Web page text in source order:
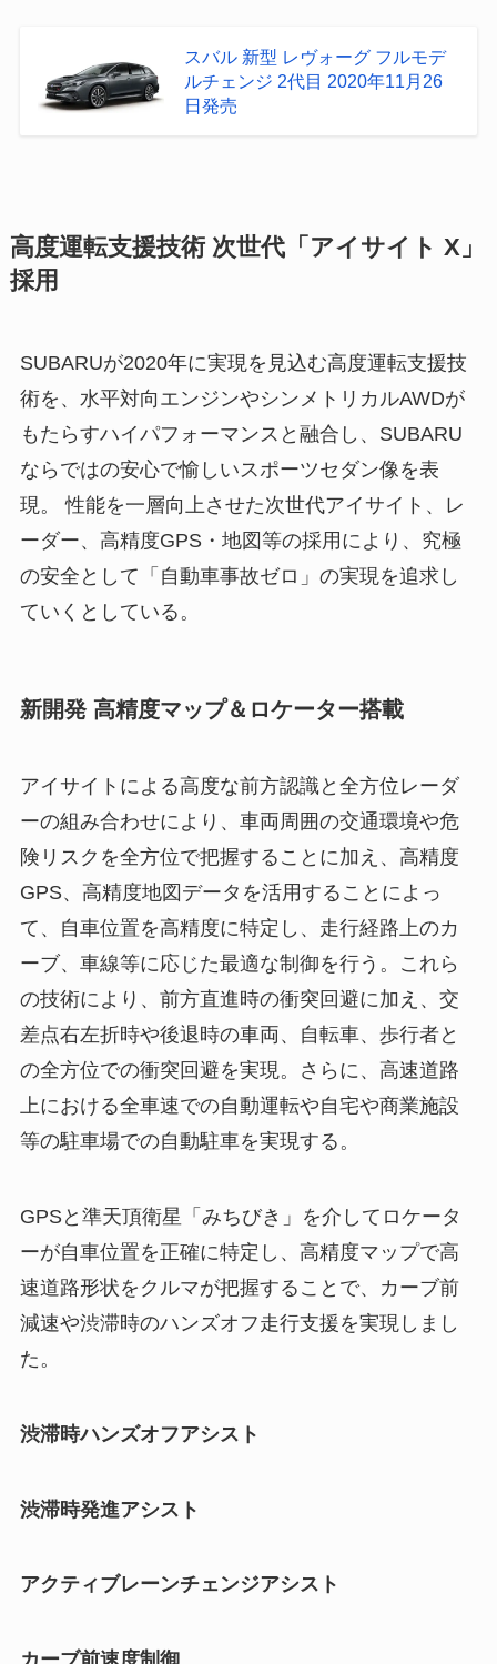
スバル 新型 レヴォーグ フルモデ
ルチェンジ 2代目 2020年11月26
日発売
高度運転支援技術 次世代「アイサイト X」
採用
SUBARUが2020年に実現を見込む高度運転支援技
術を、水平対向エンジンやシンメトリカルAWDが
もたらすハイパフォーマンスと融合し、SUBARU
ならではの安心で愉しいスポーツセダン像を表
現。 性能を一層向上させた次世代アイサイト、レ
ーダー、高精度GPS・地図等の採用により、究極
の安全として「自動車事故ゼロ」の実現を追求し
ていくとしている。
新開発 高精度マップ＆ロケーター搭載
アイサイトによる高度な前方認識と全方位レーダ
ーの組み合わせにより、車両周囲の交通環境や危
険リスクを全方位で把握することに加え、高精度
GPS、高精度地図データを活用することによっ
て、自車位置を高精度に特定し、走行経路上のカ
ーブ、車線等に応じた最適な制御を行う。これら
の技術により、前方直進時の衝突回避に加え、交
差点右左折時や後退時の車両、自転車、歩行者と
の全方位での衝突回避を実現。さらに、高速道路
上における全車速での自動運転や自宅や商業施設
等の駐車場での自動駐車を実現する。
GPSと準天頂衛星「みちびき」を介してロケータ
ーが自車位置を正確に特定し、高精度マップで高
速道路形状をクルマが把握することで、カーブ前
減速や渋滞時のハンズオフ走行支援を実現しまし
た。
渋滞時ハンズオフアシスト
渋滞時発進アシスト
アクティブレーンチェンジアシスト